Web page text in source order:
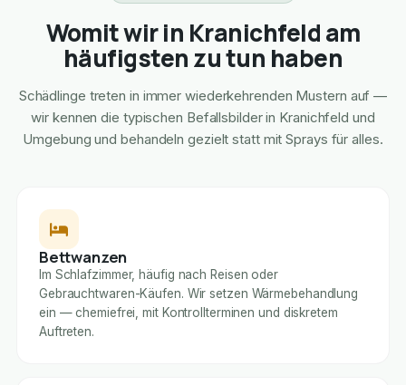
Womit wir in Kranichfeld am
häufigsten zu tun haben
Schädlinge treten in immer wiederkehrenden Mustern auf —
wir kennen die typischen Befallsbilder in Kranichfeld und
Umgebung und behandeln gezielt statt mit Sprays für alles.
Bettwanzen
Im Schlafzimmer, häufig nach Reisen oder
Gebrauchtwaren-Käufen. Wir setzen Wärmebehandlung
ein — chemiefrei, mit Kontrollterminen und diskretem
Auftreten.